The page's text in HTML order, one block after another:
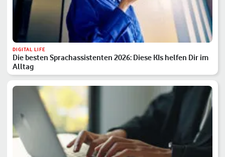
DIGITAL LIFE
Die besten Sprachassistenten 2026: Diese KIs helfen Dir im
Alltag